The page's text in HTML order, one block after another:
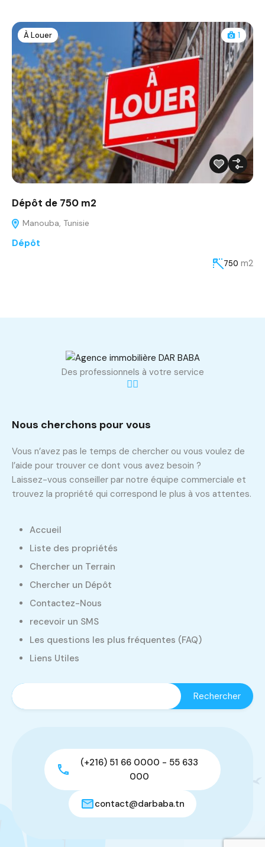
À Louer 1
Dépôt de 750 m2
Manouba, Tunisie
Dépôt
750 m2
Des professionnels à votre service
Nous cherchons pour vous
Vous n’avez pas le temps de chercher ou vous voulez de
l’aide pour trouver ce dont vous avez besoin ?
Laissez-vous conseiller par notre équipe commerciale et
trouvez la propriété qui correspond le plus à vos attentes.
Accueil
Liste des propriétés
Chercher un Terrain
Chercher un Dépôt
Contactez-Nous
recevoir un SMS
Les questions les plus fréquentes (FAQ)
Liens Utiles
(+216) 51 66 0000 - 55 633
000
contact@darbaba.tn